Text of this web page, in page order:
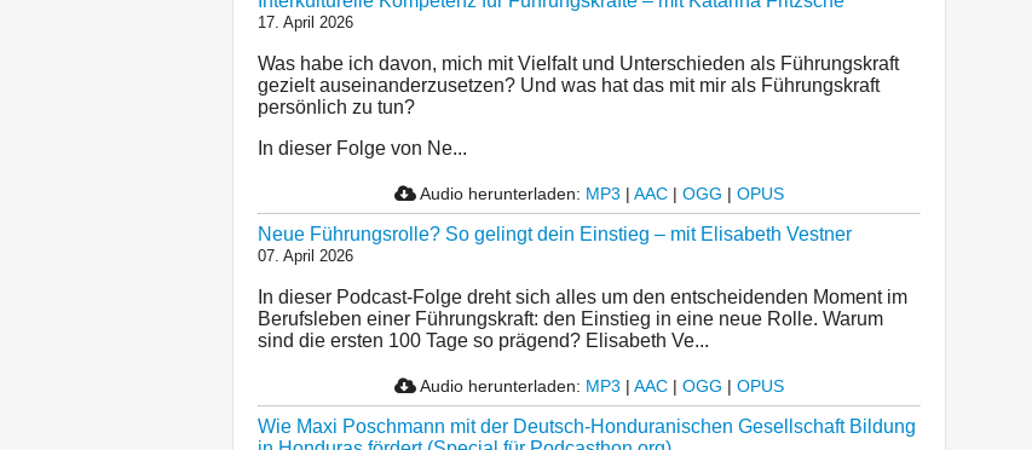
17. April 2026
Was habe ich davon, mich mit Vielfalt und Unterschieden als Führungskraft
gezielt auseinanderzusetzen? Und was hat das mit mir als Führungskraft
persönlich zu tun?
In dieser Folge von Ne...
Audio herunterladen: MP3 | AAC | OGG | OPUS
Neue Führungsrolle? So gelingt dein Einstieg – mit Elisabeth Vestner
07. April 2026
In dieser Podcast-Folge dreht sich alles um den entscheidenden Moment im
Berufsleben einer Führungskraft: den Einstieg in eine neue Rolle. Warum
sind die ersten 100 Tage so prägend? Elisabeth Ve...
Audio herunterladen: MP3 | AAC | OGG | OPUS
Wie Maxi Poschmann mit der Deutsch-Honduranischen Gesellschaft Bildung